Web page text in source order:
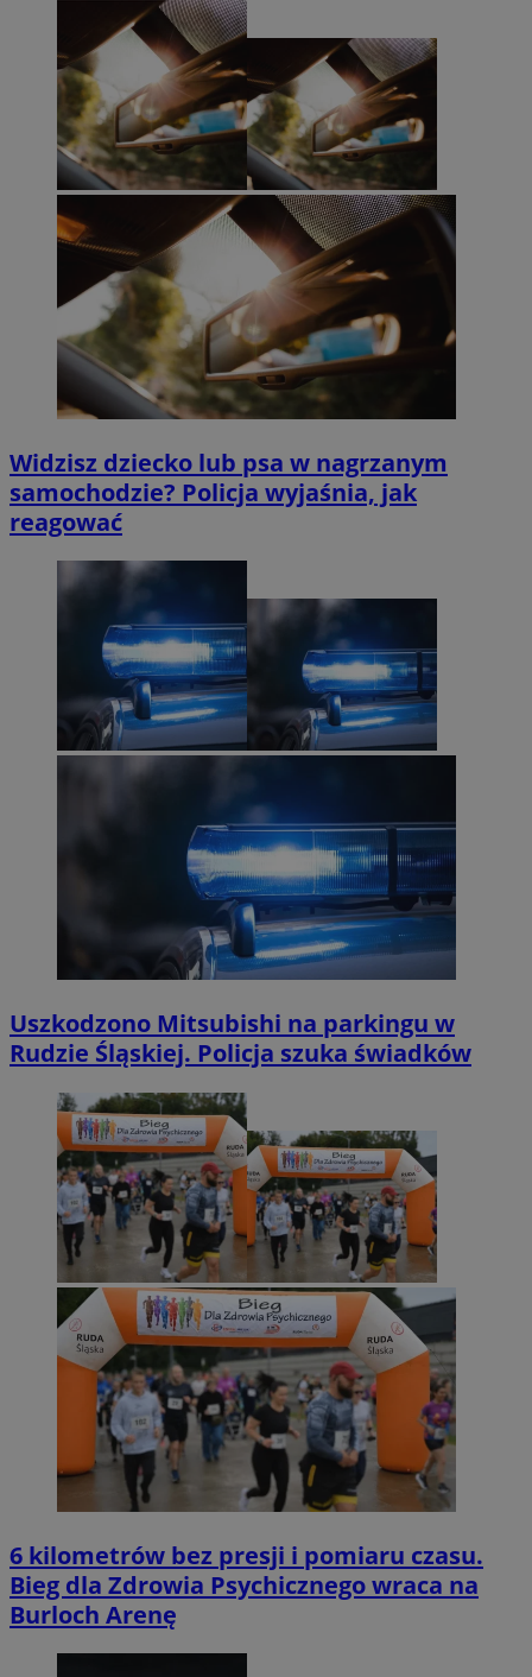
Widzisz dziecko lub psa w nagrzanym
samochodzie? Policja wyjaśnia, jak
reagować
Uszkodzono Mitsubishi na parkingu w
Rudzie Śląskiej. Policja szuka świadków
6 kilometrów bez presji i pomiaru czasu.
Bieg dla Zdrowia Psychicznego wraca na
Burloch Arenę